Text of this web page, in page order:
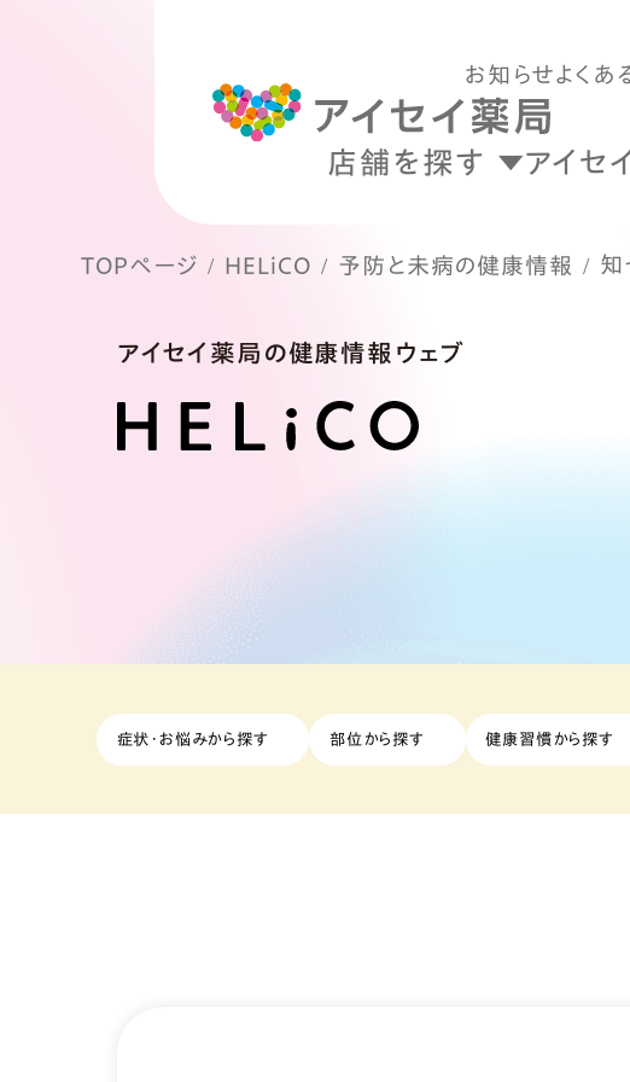
お知らせよくあ
店舗を探す アイセ
TOPページ HELiCO 予防と未病の健康情報 知
アイセイ薬局の健康情報ウェブ
症状・お悩みから探す 部位から探す 健康習慣から探す